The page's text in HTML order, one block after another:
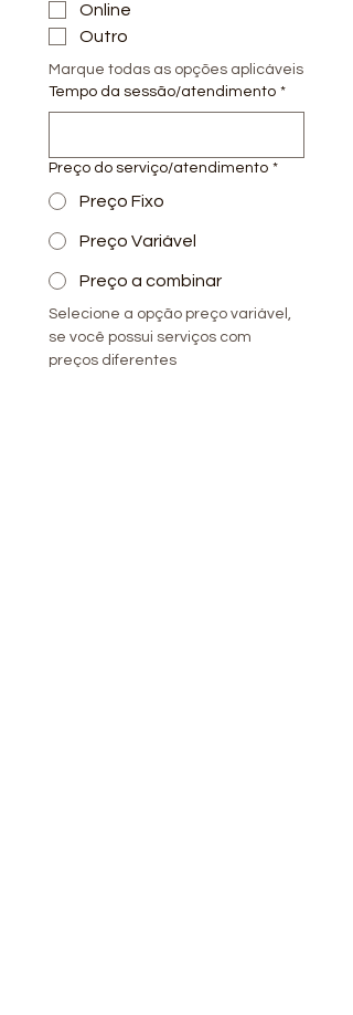
Online
Outro
Marque todas as opções aplicáveis
Tempo da sessão/atendimento *
Preço do serviço/atendimento *
Preço Fixo
Preço Variável
Preço a combinar
Selecione a opção preço variável,
se você possui serviços com
preços diferentes